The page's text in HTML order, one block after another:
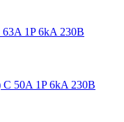
1P 6kA 230В